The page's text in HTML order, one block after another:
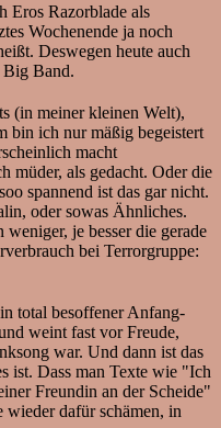
Eros Razorblade als
Wochenende ja noch
Deswegen heute auch
Big Band.
(in meiner kleinen Welt),
bin ich nur mäßig begeistert
macht
müder, als gedacht. Oder die
spannend ist das gar nicht.
oder sowas Ähnliches.
je besser die gerade
bei Terrorgruppe:
total besoffener Anfang-
weint fast vor Freude,
war. Und dann ist das
ist. Dass man Texte wie "Ich
Freundin an der Scheide"
wieder dafür schämen, in